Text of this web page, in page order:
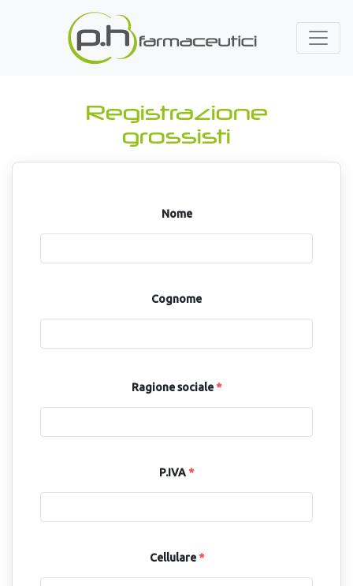
Registrazione
grossisti
Nome
Cognome
Ragione sociale *
P.IVA *
Cellulare *